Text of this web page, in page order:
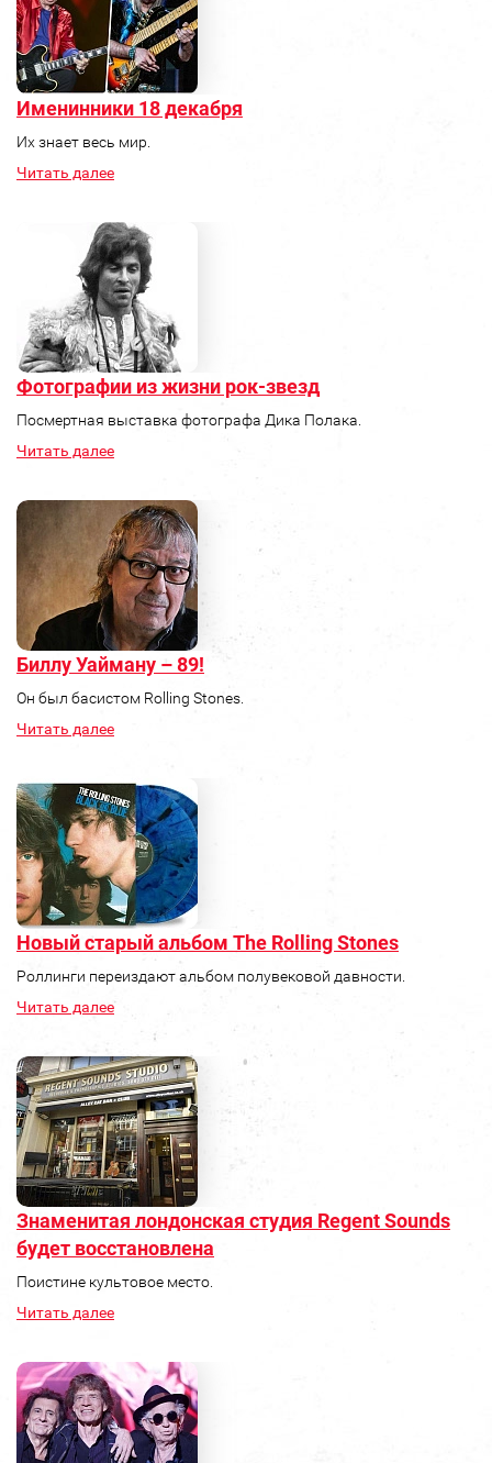
Именинники 18 декабря
Их знает весь мир.
Читать далее
Фотографии из жизни рок-звезд
Посмертная выставка фотографа Дика Полака.
Читать далее
Биллу Уайману – 89!
Он был басистом Rolling Stones.
Читать далее
Новый старый альбом The Rolling Stones
Роллинги переиздают альбом полувековой давности.
Читать далее
Знаменитая лондонская студия Regent Sounds
будет восстановлена
Поистине культовое место.
Читать далее